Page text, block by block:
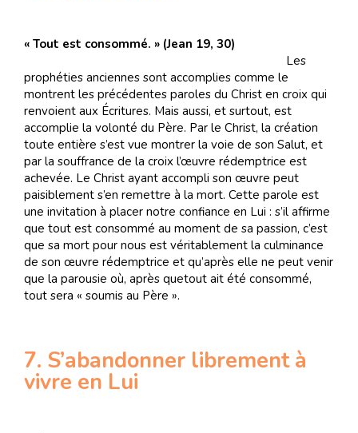
« Tout est consommé. » (Jean 19, 30)
Les
prophéties anciennes sont accomplies comme le
montrent les précédentes paroles du Christ en croix qui
renvoient aux Écritures. Mais aussi, et surtout, est
accomplie la volonté du Père. Par le Christ, la création
toute entière s’est vue montrer la voie de son Salut, et
par la souffrance de la croix l’œuvre rédemptrice est
achevée. Le Christ ayant accompli son œuvre peut
paisiblement s’en remettre à la mort. Cette parole est
une invitation à placer notre confiance en Lui : s’il affirme
que tout est consommé au moment de sa passion, c’est
que sa mort pour nous est véritablement la culminance
de son œuvre rédemptrice et qu’après elle ne peut venir
que la parousie où, après quetout ait été consommé,
tout sera « soumis au Père ».
7. S’abandonner librement à
vivre en Lui